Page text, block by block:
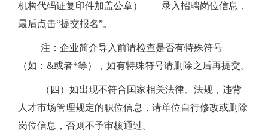
机构代码证复印件加盖公章）——录入招聘岗位信息，
最后点击“提交报名”。
注：企业简介导入前请检查是否有特殊符号
（如： &或者*等），如有特殊符号请删除之后再提交。
（四）如出现不符合国家相关法律、法规，违背
人才市场管理规定的职位信息，请单位自行修改或删除
岗位信息，否则不予审核通过。